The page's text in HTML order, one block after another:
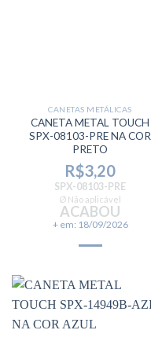
CANETAS METÁLICAS
CANETA METAL TOUCH
SPX-08103-PRE NA COR
PRETO
R$3,20
SPX-08103-PRE
Ø Não aplicável
ACABOU
+ em: 18/09/2026